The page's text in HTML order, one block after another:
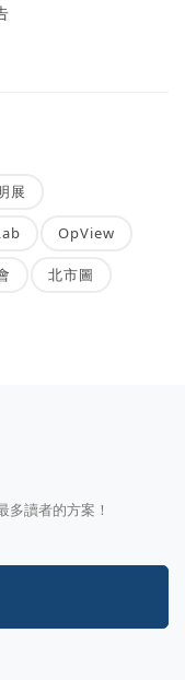
展
OpView
北市圖
讀者的方案！